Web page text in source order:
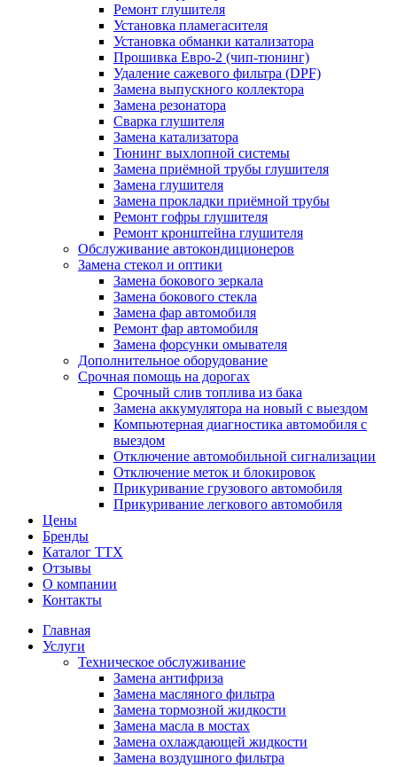
Ремонт глушителя
Установка пламегасителя
Установка обманки катализатора
Прошивка Евро-2 (чип-тюнинг)
Удаление сажевого фильтра (DPF)
Замена выпускного коллектора
Замена резонатора
Сварка глушителя
Замена катализатора
Тюнинг выхлопной системы
Замена приёмной трубы глушителя
Замена глушителя
Замена прокладки приёмной трубы
Ремонт гофры глушителя
Ремонт кронштейна глушителя
Обслуживание автокондиционеров
Замена стекол и оптики
Замена бокового зеркала
Замена бокового стекла
Замена фар автомобиля
Ремонт фар автомобиля
Замена форсунки омывателя
Дополнительное оборудование
Срочная помощь на дорогах
Срочный слив топлива из бака
Замена аккумулятора на новый с выездом
Компьютерная диагностика автомобиля с
выездом
Отключение автомобильной сигнализации
Отключение меток и блокировок
Прикуривание грузового автомобиля
Прикуривание легкового автомобиля
Цены
Бренды
Каталог ТТХ
Отзывы
О компании
Контакты
Главная
Услуги
Техническое обслуживание
Замена антифриза
Замена масляного фильтра
Замена тормозной жидкости
Замена масла в мостах
Замена охлаждающей жидкости
Замена воздушного фильтра